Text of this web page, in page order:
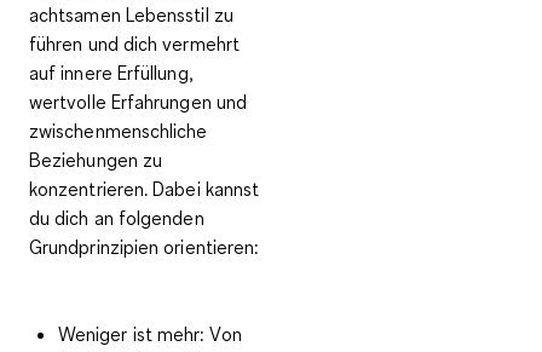
achtsamen Lebensstil zu
führen und dich vermehrt
auf innere Erfüllung,
wertvolle Erfahrungen und
zwischenmenschliche
Beziehungen zu
konzentrieren. Dabei kannst
du dich an folgenden
Grundprinzipien orientieren:
Weniger ist mehr: Von